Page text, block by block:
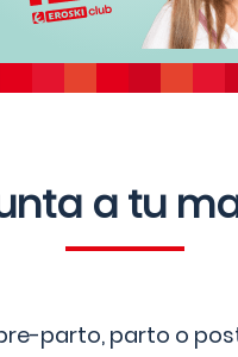
a tu
parto, parto o